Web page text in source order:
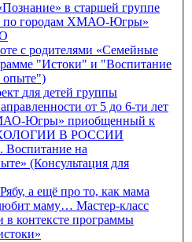
по городам ХМАО-Югры»
с родителями «Семейные
"Истоки" и "Воспитание
опыте")
от 5 до 6-ти лет
Югры» приобщенный к
В РОССИИ
Воспитание на
(Консультация для
а ещё про то, как мама
Мастер-класс
в контексте программы